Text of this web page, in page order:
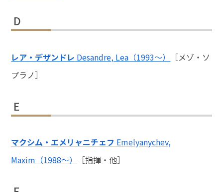
D
レア・デザンドレ Desandre, Lea（1993〜）
［メゾ・ソ
プラノ］
E
マクシム・エメリャニチェフ Emelyanychev,
Maxim（1988～）
［指揮・他］